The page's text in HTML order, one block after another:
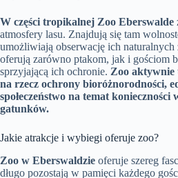
W części tropikalnej Zoo Eberswalde
atmosfery lasu. Znajdują się tam
umożliwiają obserwację ich
oferują zarówno ptakom, jak i gościom
sprzyjającą ich ochronie. Zoo aktywnie
na rzecz ochrony bioróżnorodności,
społeczeństwo na temat konieczności
gatunków.
Jakie atrakcje i wybiegi oferuje zoo?
Zoo w Eberswaldzie oferuje szereg
długo pozostają w pamięci każdego